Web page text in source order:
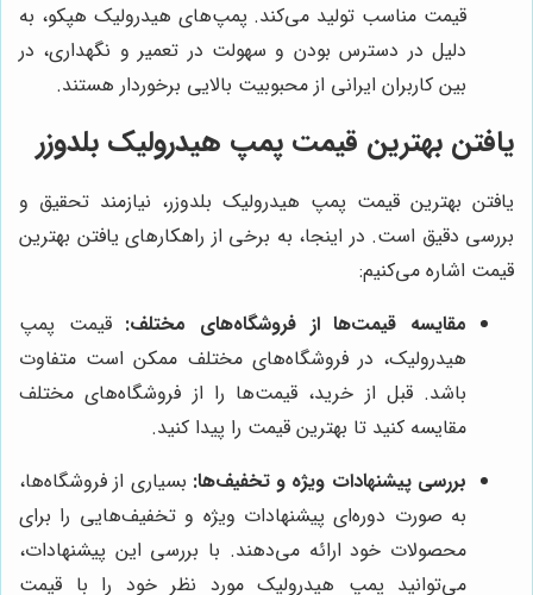
قیمت مناسب تولید می‌کند. پمپ‌های هیدرولیک هپکو، به
دلیل در دسترس بودن و سهولت در تعمیر و نگهداری، در
بین کاربران ایرانی از محبوبیت بالایی برخوردار هستند.
یافتن بهترین قیمت پمپ هیدرولیک بلدوزر
یافتن بهترین قیمت پمپ هیدرولیک بلدوزر، نیازمند تحقیق و
بررسی دقیق است. در اینجا، به برخی از راهکارهای یافتن بهترین
قیمت اشاره می‌کنیم:
مقایسه قیمت‌ها از فروشگاه‌های مختلف: قیمت پمپ
هیدرولیک، در فروشگاه‌های مختلف ممکن است متفاوت
باشد. قبل از خرید، قیمت‌ها را از فروشگاه‌های مختلف
مقایسه کنید تا بهترین قیمت را پیدا کنید.
بررسی پیشنهادات ویژه و تخفیف‌ها: بسیاری از فروشگاه‌ها،
به صورت دوره‌ای پیشنهادات ویژه و تخفیف‌هایی را برای
محصولات خود ارائه می‌دهند. با بررسی این پیشنهادات،
می‌توانید پمپ هیدرولیک مورد نظر خود را با قیمت